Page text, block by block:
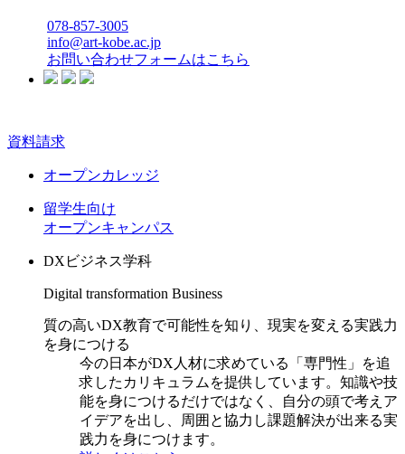
078-857-3005
info@art-kobe.ac.jp
お問い合わせフォームはこちら
資料請求
オープンカレッジ
留学生向け
オープンキャンパス
DXビジネス学科
Digital transformation Business
質の高いDX教育で可能性を知り、現実を変える実践力
を身につける
今の日本がDX人材に求めている「専門性」を追
求したカリキュラムを提供しています。知識や技
能を身につけるだけではなく、自分の頭で考えア
イデアを出し、周囲と協力し課題解決が出来る実
践力を身につけます。